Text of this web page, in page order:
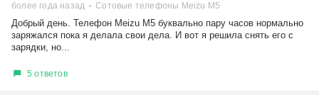
более года назад Сотовые телефоны Meizu М5
Добрый день. Телефон Meizu М5 буквально пару часов нормально
заряжался пока я делала свои дела. И вот я решила снять его с
зарядки, но...
5 ответов